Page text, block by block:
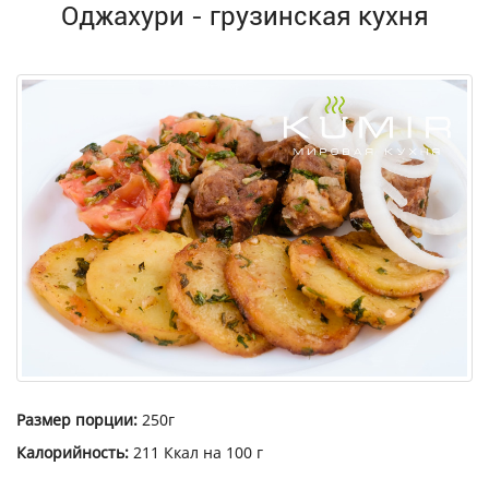
Оджахури - грузинская кухня
Размер порции: 250г
Калорийность: 211 Ккал на 100 г